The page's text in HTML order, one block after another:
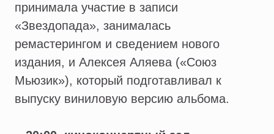
принимала участие в записи
«Звездопада», занималась
ремастерингом и сведением нового
издания, и Алексея Аляева («Союз
Мьюзик»), который подготавливал к
выпуску виниловую версию альбома.